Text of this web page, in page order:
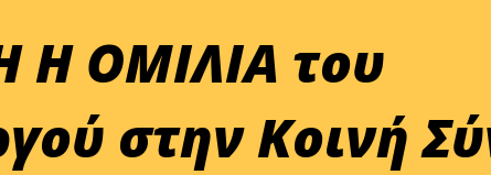
Η ΟΜΙΛΙΑ του
στην Κοινή